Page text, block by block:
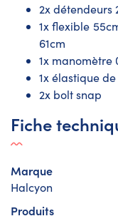
2x détendeurs
1x flexible
61cm
1x manomètre
1x élastique de
2x bolt snap
Fiche
Marque
Halcyon
Produits